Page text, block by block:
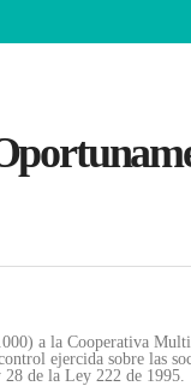
a la Cooperativa
ejercida sobre las
de la Ley 222 de 1995.